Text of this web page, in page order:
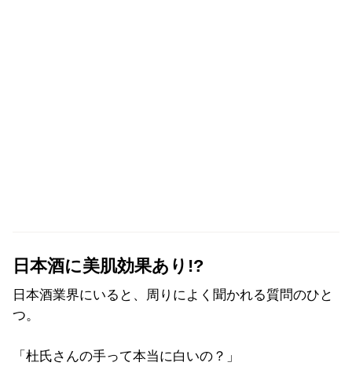
日本酒に美肌効果あり!?
日本酒業界にいると、周りによく聞かれる質問のひと
つ。
「杜氏さんの手って本当に白いの？」